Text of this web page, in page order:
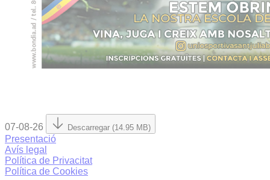
07-08-26 Descarregar (14.95 MB)
Presentació
Avís legal
Política de Privacitat
Política de Cookies